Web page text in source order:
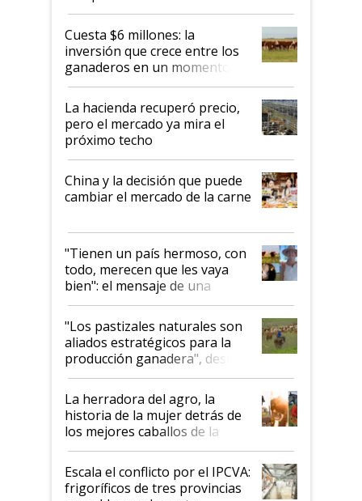
toca a algún productor”
Cuesta $6 millones: la
inversión que crece entre los
ganaderos en un momento
histórico para la actividad
La hacienda recuperó precio,
pero el mercado ya mira el
próximo techo
China y la decisión que puede
cambiar el mercado de la carne
"Tienen un país hermoso, con
todo, merecen que les vaya
bien": el mensaje de una
ganadera uruguaya sobre las
oportunidades que se abren
para el agro en Argentina, con
foco en la carne
"Los pastizales naturales son
aliados estratégicos para la
producción ganadera", destaca
la iniciativa que ya reúne a 46
establecimientos en Argentina
La herradora del agro, la
historia de la mujer detrás de
los mejores caballos de la
Argentina y los mitos que
todavía hacen sufrir a estos
animales: "Mientras me
descalificaban, yo seguí
Escala el conflicto por el IPCVA:
frigoríficos de tres provincias